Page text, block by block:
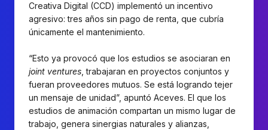
Creativa Digital (CCD) implementó un incentivo
agresivo: tres años sin pago de renta, que cubría
únicamente el mantenimiento.
“Esto ya provocó que los estudios se asociaran en
joint ventures, trabajaran en proyectos conjuntos y
fueran proveedores mutuos. Se está logrando tejer
un mensaje de unidad”, apuntó Aceves. El que los
estudios de animación compartan un mismo lugar de
trabajo, genera sinergias naturales y alianzas,